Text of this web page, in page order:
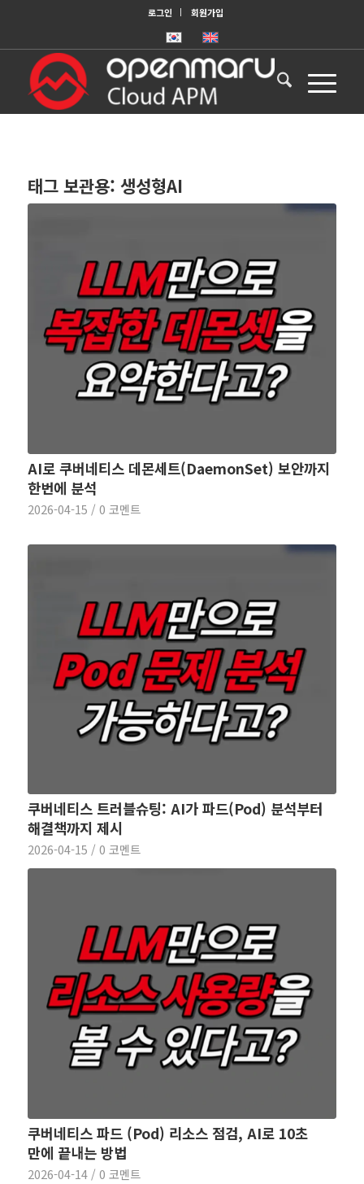
로그인 회원가입
태그 보관용: 생성형AI
AI로 쿠버네티스 데몬세트(DaemonSet) 보안까지
한번에 분석
2026-04-15 / 0 코멘트
쿠버네티스 트러블슈팅: AI가 파드(Pod) 분석부터
해결책까지 제시
2026-04-15 / 0 코멘트
쿠버네티스 파드 (Pod) 리소스 점검, AI로 10초
만에 끝내는 방법
2026-04-14 / 0 코멘트